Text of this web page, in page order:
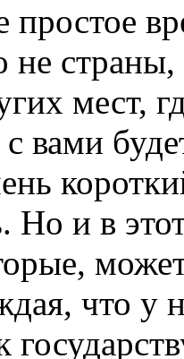
простое
страны,
мест,
вами
Но и в
что у